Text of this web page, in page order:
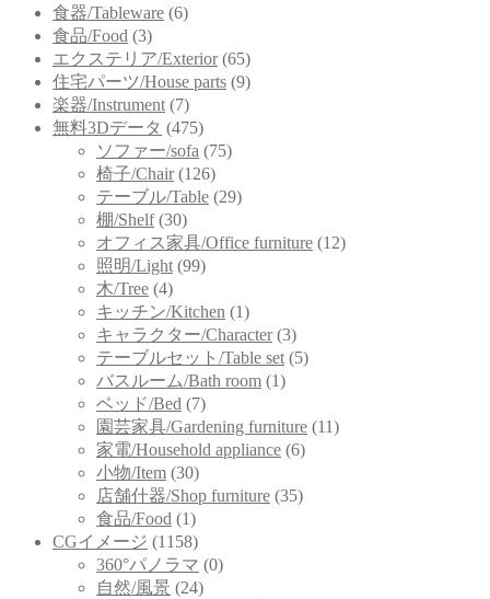
食器/Tableware (6)
食品/Food (3)
エクステリア/Exterior (65)
住宅パーツ/House parts (9)
楽器/Instrument (7)
無料3Dデータ (475)
ソファー/sofa (75)
椅子/Chair (126)
テーブル/Table (29)
棚/Shelf (30)
オフィス家具/Office furniture (12)
照明/Light (99)
木/Tree (4)
キッチン/Kitchen (1)
キャラクター/Character (3)
テーブルセット/Table set (5)
バスルーム/Bath room (1)
ベッド/Bed (7)
園芸家具/Gardening furniture (11)
家電/Household appliance (6)
小物/Item (30)
店舗什器/Shop furniture (35)
食品/Food (1)
CGイメージ (1158)
360°パノラマ (0)
自然/風景 (24)